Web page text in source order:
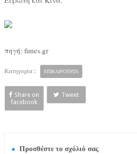
πηγή: fimes.gr
Κατηγορία : ΕΠΙΚΑΙΡΟΤΗΤΑ
Share on
facebook
Tweet
Προσθέστε το σχόλιό σας